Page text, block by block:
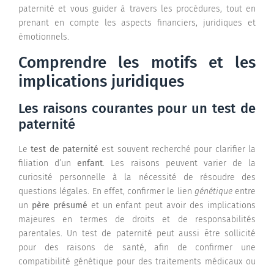
paternité et vous guider à travers les procédures, tout en
prenant en compte les aspects financiers, juridiques et
émotionnels.
Comprendre les motifs et les
implications juridiques
Les raisons courantes pour un test de
paternité
Letest de paternité est souvent recherché pour clarifier la
filiation d’unenfant. Les raisons peuvent varier de la
curiosité personnelle à la nécessité de résoudre des
questions légales. En effet, confirmer le lien génétiqueentre
un père présumé et un enfant peut avoir des implications
majeures en termes de droits et de responsabilités
parentales. Un test de paternité peut aussi être sollicité
pour des raisons de santé, afin de confirmer une
compatibilité génétique pour des traitements médicaux ou